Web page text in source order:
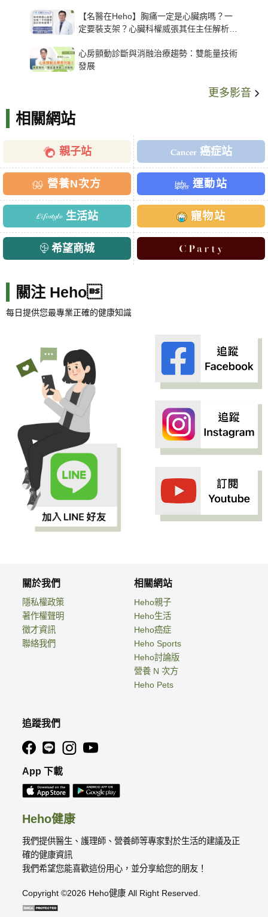
【名醫在Heho】胸痛一定是心臟病嗎？一
定要裝支架？心臟科權威張其任主任解析支
心房顫動診斷與消融治療趨勢：雙能量技術
發展
更多影音
相關網站
親子站 癌症站
營養N次方 運動站
生活站 寵物站
希望商城
關注 Heho
每日提供您最專業正確的健康知識
Heho健康
我們提供醫生、護理師、營養師等專家對於生活的建議及正
確的健康資訊
我們希望您能喜歡這份用心，並分享給您的朋友！
Copyright ©2026 Heho健康 All Right Reserved.
關於我們
隱私權政策
著作權聲明
徵才資訊
聯絡我們
相關網站
Heho親子
Heho生活
Heho癌症
Heho Sports
Heho討論版
營養 N 次方
Heho Pets
追蹤我們
App 下載